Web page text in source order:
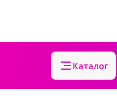
Каталог